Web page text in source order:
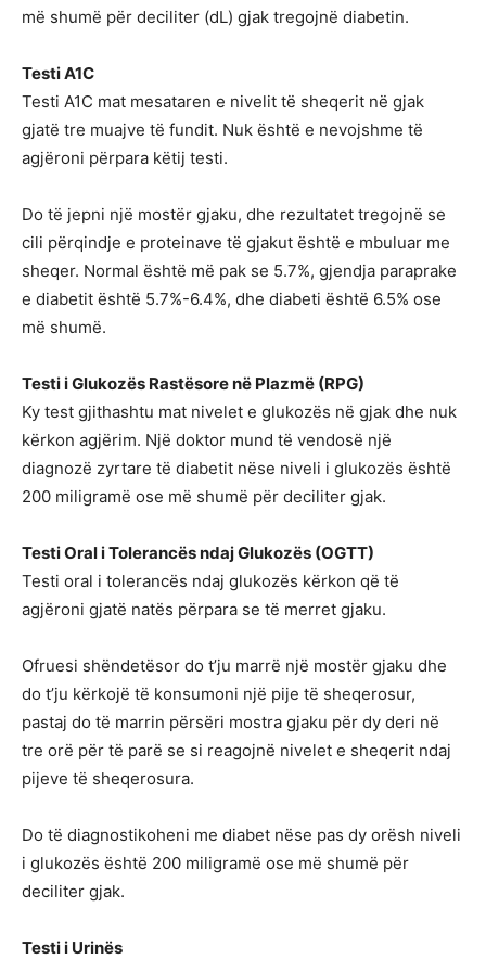
më shumë për deciliter (dL) gjak tregojnë diabetin.
Testi A1C
Testi A1C mat mesataren e nivelit të sheqerit në gjak
gjatë tre muajve të fundit. Nuk është e nevojshme të
agjëroni përpara këtij testi.
Do të jepni një mostër gjaku, dhe rezultatet tregojnë se
cili përqindje e proteinave të gjakut është e mbuluar me
sheqer. Normal është më pak se 5.7%, gjendja paraprake
e diabetit është 5.7%-6.4%, dhe diabeti është 6.5% ose
më shumë.
Testi i Glukozës Rastësore në Plazmë (RPG)
Ky test gjithashtu mat nivelet e glukozës në gjak dhe nuk
kërkon agjërim. Një doktor mund të vendosë një
diagnozë zyrtare të diabetit nëse niveli i glukozës është
200 miligramë ose më shumë për deciliter gjak.
Testi Oral i Tolerancës ndaj Glukozës (OGTT)
Testi oral i tolerancës ndaj glukozës kërkon që të
agjëroni gjatë natës përpara se të merret gjaku.
Ofruesi shëndetësor do t’ju marrë një mostër gjaku dhe
do t’ju kërkojë të konsumoni një pije të sheqerosur,
pastaj do të marrin përsëri mostra gjaku për dy deri në
tre orë për të parë se si reagojnë nivelet e sheqerit ndaj
pijeve të sheqerosura.
Do të diagnostikoheni me diabet nëse pas dy orësh niveli
i glukozës është 200 miligramë ose më shumë për
deciliter gjak.
Testi i Urinës